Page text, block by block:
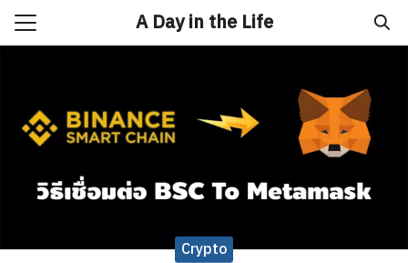
A Day in the Life
คราะห์ทองคำวันนี้
CODE ธนาคารในประเทศไทย
Search
Crypto